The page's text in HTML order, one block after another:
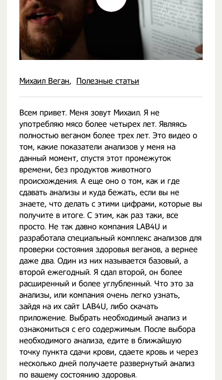
Михаил Веган Полезные статьи
Всем привет. Меня зовут Михаил. Я не
употребляю мясо более четырех лет. Являясь
полностью веганом более трех лет. Это видео о
том, какие показатели анализов у меня на
данный момент, спустя этот промежуток
времени, без продуктов животного
происхождения. А еще оно о том, как и где
сдавать анализы и куда бежать, если вы не
знаете, что делать с этими цифрами, которые вы
получите в итоге. С этим, как раз таки, все
просто. Не так давно компания LAB4U и
разработала специальный комплекс анализов для
проверки состояния здоровья веганов, а вернее
даже два. Один из них называется базовый, а
второй ежегодный. Я сдал второй, он более
расширенный и более углубленный. Что это за
анализы, или компания очень легко узнать,
зайдя на их сайт LAB4U, либо скачать
приложение. Выбрать необходимый анализ и
ознакомиться с его содержимым. После выбора
необходимого анализа, едите в ближайшую
точку пункта сдачи крови, сдаете кровь и через
несколько дней получаете развернутый анализ
по вашему состоянию здоровья.